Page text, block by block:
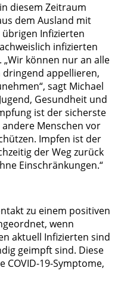
diesem Zeitraum
dem Ausland mit
Infizierten
infizierten
können nur an alle
appellieren,
sagt Michael
Gesundheit und
ist der sicherste
Menschen vor
Impfen ist der
der Weg zurück
Einschränkungen.“
zu einem positiven
wenn
aktuell Infizierten sind
geimpft sind. Diese
COVID-19-Symptome,